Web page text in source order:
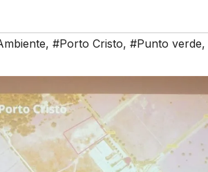
, #Porto Cristo, #Punto verde,